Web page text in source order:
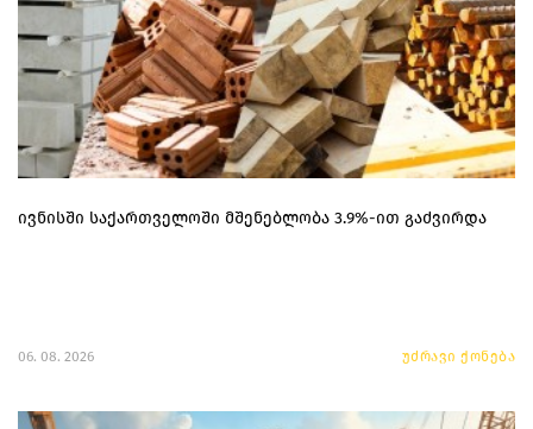
ივნისში საქართველოში მშენებლობა 3.9%-ით გაძვირდა
06. 08. 2026 უძრავი ქონება